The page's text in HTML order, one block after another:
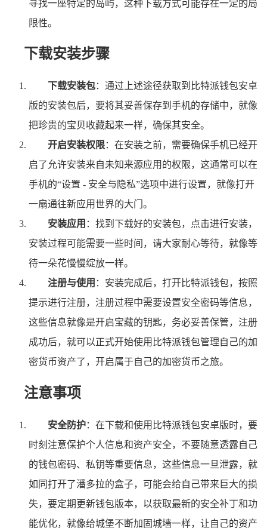
寻找一座特定的岛屿，这种下载方式可能存在一定的局
限性。
下载安装步骤
下载安装包：通过上述途径获取到比特派钱包安卓
版的安装包后，要将其妥善保存到手机的存储中，就像
把珍贵的宝贝收藏起来一样，确保其安全。
开启安装权限：在安装之前，需要确保手机已经开
启了允许安装来自未知来源应用的权限，这通常可以在
手机的“设置 - 安全与隐私”选项中进行设置，就像打开
一扇通往新应用世界的大门。
安装应用 ：找到下载好的安装包，点击进行安装，
安装过程可能需要一些时间，请大家耐心等待，就像等
待一朵花慢慢绽放一样。
注册与使用 ：安装完成后，打开比特派钱包，按照
提示进行注册，注册过程中需要设置安全密码等信息，
这些信息就像是开启宝藏的钥匙，务必妥善保管，注册
成功后，就可以正式开始使用比特派钱包管理自己的加
密货币资产了，开启属于自己的加密货币之旅。
注意事项
安全防护：在下载和使用比特派钱包安卓版时，要
时刻注意保护个人信息和资产安全，不要随意透露自己
的钱包密码、私钥等重要信息，这些信息一旦泄露，就
如同打开了潘多拉的盒子，可能会给自己带来巨大的损
失，要定期更新钱包版本，以获取最新的安全补丁和功
能优化，就像给城堡不断加固城墙一样，让自己的资产